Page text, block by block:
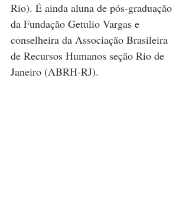
Rio). É ainda aluna de pós-graduação
da Fundação Getulio Vargas e
conselheira da Associação Brasileira
de Recursos Humanos seção Rio de
Janeiro (ABRH-RJ).